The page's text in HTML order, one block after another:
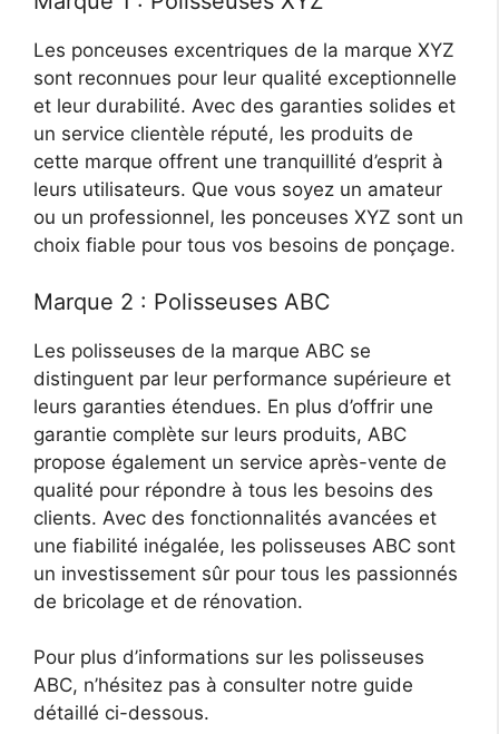
Les ponceuses excentriques de la marque XYZ
sont reconnues pour leur qualité exceptionnelle
et leur durabilité. Avec des garanties solides et
un service clientèle réputé, les produits de
cette marque offrent une tranquillité d’esprit à
leurs utilisateurs. Que vous soyez un amateur
ou un professionnel, les ponceuses XYZ sont un
choix fiable pour tous vos besoins de ponçage.
Marque 2 : Polisseuses ABC
Les polisseuses de la marque ABC se
distinguent par leur performance supérieure et
leurs garanties étendues. En plus d’offrir une
garantie complète sur leurs produits, ABC
propose également un service après-vente de
qualité pour répondre à tous les besoins des
clients. Avec des fonctionnalités avancées et
une fiabilité inégalée, les polisseuses ABC sont
un investissement sûr pour tous les passionnés
de bricolage et de rénovation.
Pour plus d’informations sur les polisseuses
ABC, n’hésitez pas à consulter notre guide
détaillé ci-dessous.